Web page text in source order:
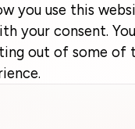
you use this
your consent.
out of some of